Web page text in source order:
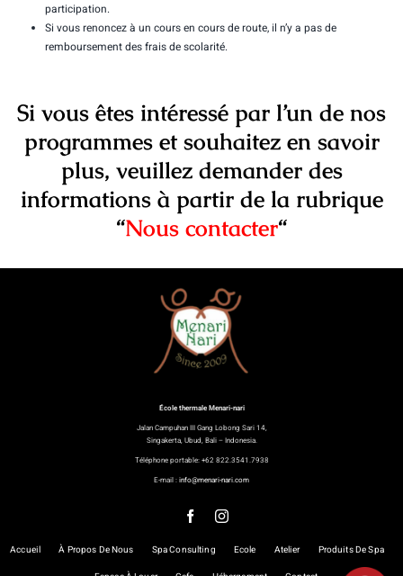
participation.
Si vous renoncez à un cours en cours de route, il n’y a pas de
remboursement des frais de scolarité.
Si vous êtes intéressé par l’un de nos
programmes et souhaitez en savoir
plus, veuillez demander des
informations à partir de la rubrique
“Nous contacter“
École thermale Menari-nari
Jalan Campuhan III Gang Lobong Sari 14,
Singakerta, Ubud, Bali – Indonesia.
Téléphone portable: +62 822.3541.7938
E-mail :info@menari-nari.com
Accueil À Propos De Nous Spa Consulting Ecole Atelier Produits De Spa